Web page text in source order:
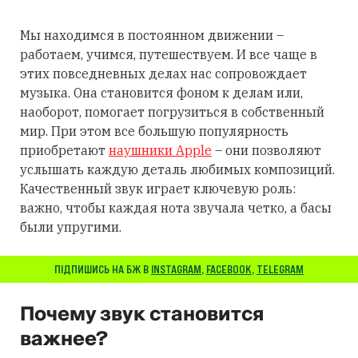
Мы находимся в постоянном движении –
работаем, учимся, путешествуем. И все чаще в
этих повседневных делах нас сопровождает
музыка. Она становится фоном к делам или,
наоборот, помогает погрузиться в собственный
мир. При этом все большую популярность
приобретают наушники Apple – они позволяют
услышать каждую деталь любимых композиций.
Качественный звук играет ключевую роль:
важно, чтобы каждая нота звучала четко, а басы
были упругими.
ПІДПИШИСЬ НА БЖ В INSTAGRAM, FACEBOOK, TELEGRAM
Почему звук становится
важнее?